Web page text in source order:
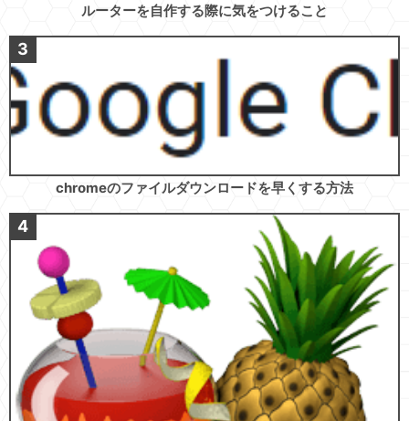
ルーターを自作する際に気をつけること
chromeのファイルダウンロードを早くする方法